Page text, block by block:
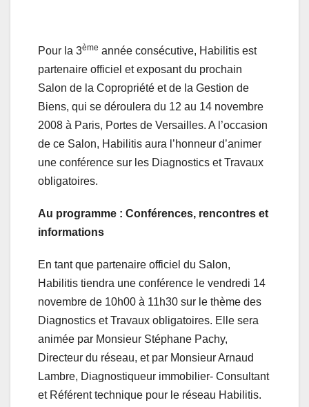
Pour la 3ème année consécutive, Habilitis est
partenaire officiel et exposant du prochain
Salon de la Copropriété et de la Gestion de
Biens, qui se déroulera du 12 au 14 novembre
2008 à Paris, Portes de Versailles. A l’occasion
de ce Salon, Habilitis aura l’honneur d’animer
une conférence sur les Diagnostics et Travaux
obligatoires.
Au programme : Conférences, rencontres et
informations
En tant que partenaire officiel du Salon,
Habilitis tiendra une conférence le vendredi 14
novembre de 10h00 à 11h30 sur le thème des
Diagnostics et Travaux obligatoires. Elle sera
animée par Monsieur Stéphane Pachy,
Directeur du réseau, et par Monsieur Arnaud
Lambre, Diagnostiqueur immobilier- Consultant
et Référent technique pour le réseau Habilitis.